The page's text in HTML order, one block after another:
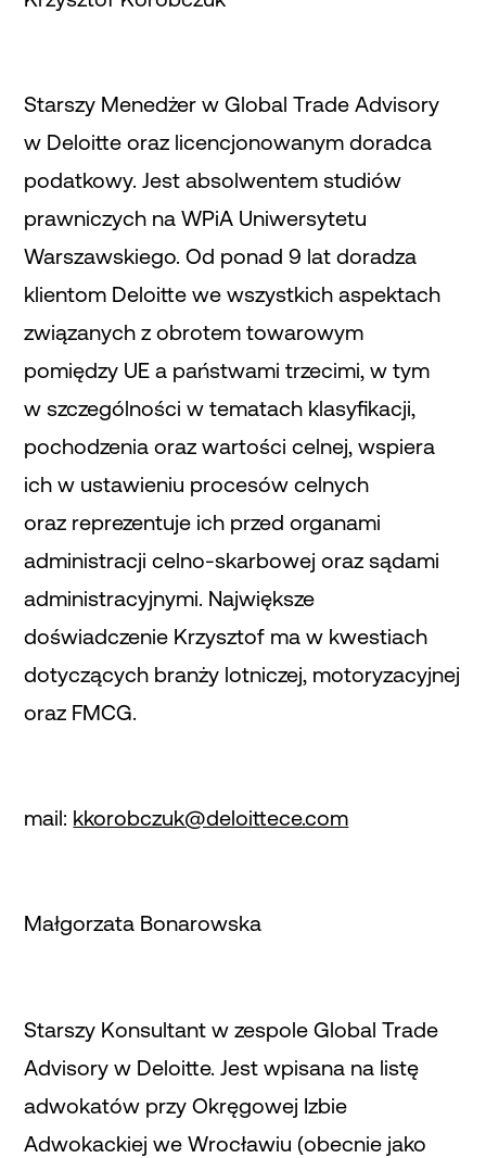
Starszy Menedżer w Global Trade Advisory
w Deloitte oraz licencjonowanym doradca
podatkowy. Jest absolwentem studiów
prawniczych na WPiA Uniwersytetu
Warszawskiego. Od ponad 9 lat doradza
klientom Deloitte we wszystkich aspektach
związanych z obrotem towarowym
pomiędzy UE a państwami trzecimi, w tym
w szczególności w tematach klasyfikacji,
pochodzenia oraz wartości celnej, wspiera
ich w ustawieniu procesów celnych
oraz reprezentuje ich przed organami
administracji celno-skarbowej oraz sądami
administracyjnymi. Największe
doświadczenie Krzysztof ma w kwestiach
dotyczących branży lotniczej, motoryzacyjnej
oraz FMCG.
mail: kkorobczuk@deloittece.com
Małgorzata Bonarowska
Starszy Konsultant w zespole Global Trade
Advisory w Deloitte. Jest wpisana na listę
adwokatów przy Okręgowej Izbie
Adwokackiej we Wrocławiu (obecnie jako